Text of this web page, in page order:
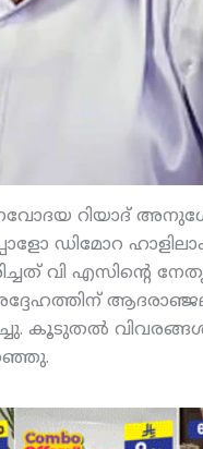
നവോദയ റിയാദ്
ഡിമോറ
വി എസിന്റെ
വിവരങ്ങള്‍ക്ക്